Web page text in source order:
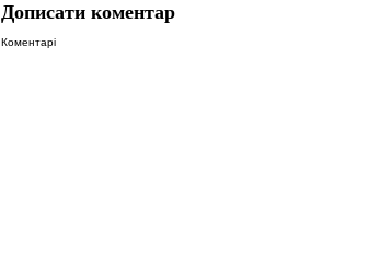
Дописати коментар
Коментарі